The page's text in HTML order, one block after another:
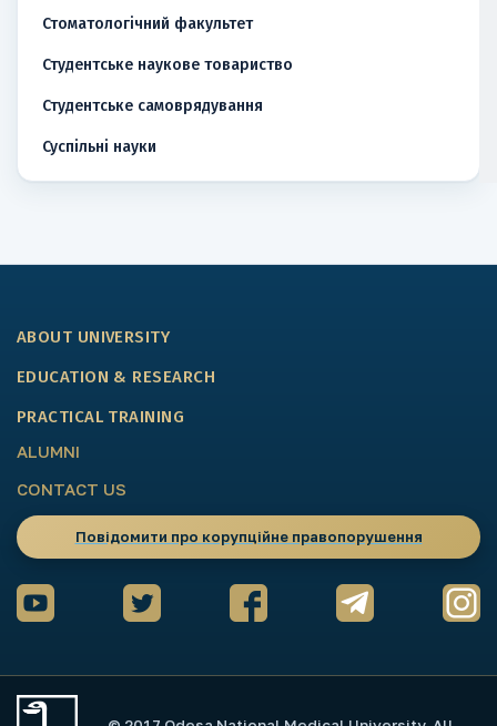
Стоматологічний факультет
Студентське наукове товариство
Студентське самоврядування
Суспільні науки
ABOUT UNIVERSITY
EDUCATION & RESEARCH
PRACTICAL TRAINING
ALUMNI
CONTACT US
Повідомити про корупційне правопорушення